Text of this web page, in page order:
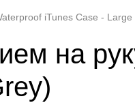
iTunes Case - Large
на